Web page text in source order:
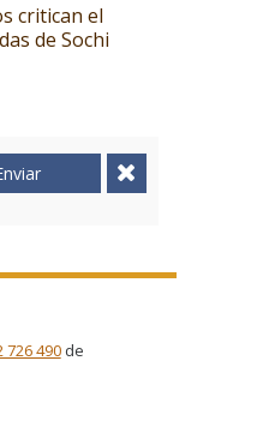
critican el
de Sochi
726 490de